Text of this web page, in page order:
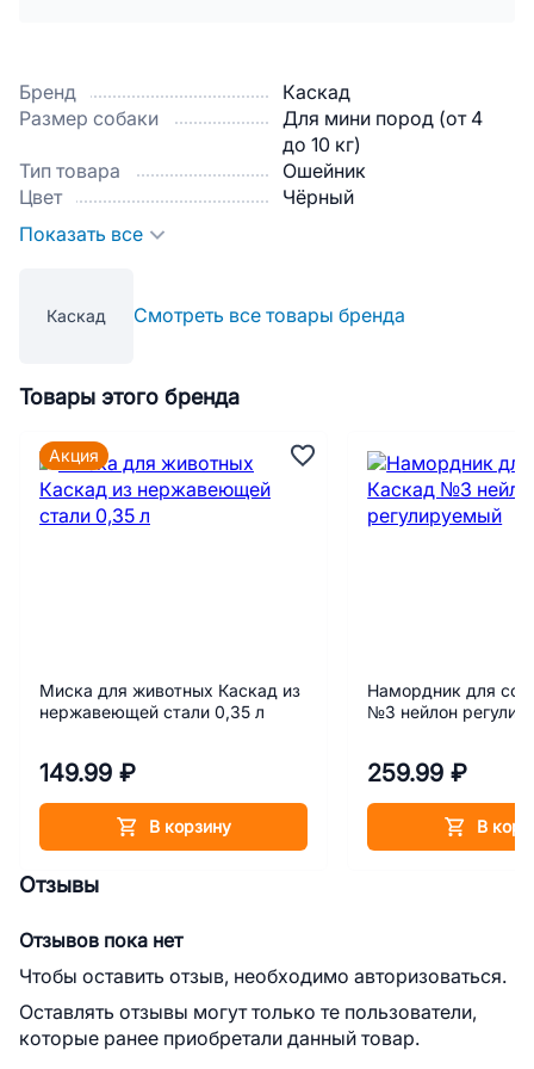
Бренд
Каскад
Размер собаки
Для мини пород (от 4
до 10 кг)
Тип товара
Ошейник
Цвет
Чёрный
Показать все
Каскад Смотреть все товары бренда
Товары этого бренда
Миска для животных Каскад из
нержавеющей стали 0,35 л
149.99 ₽
В корзину
Акция
Намордник для
№3 нейлон
259.99 ₽
В
Отзывы
Отзывов пока нет
Чтобы оставить отзыв, необходимо авторизоваться.
Оставлять отзывы могут только те пользователи,
которые ранее приобретали данный товар.